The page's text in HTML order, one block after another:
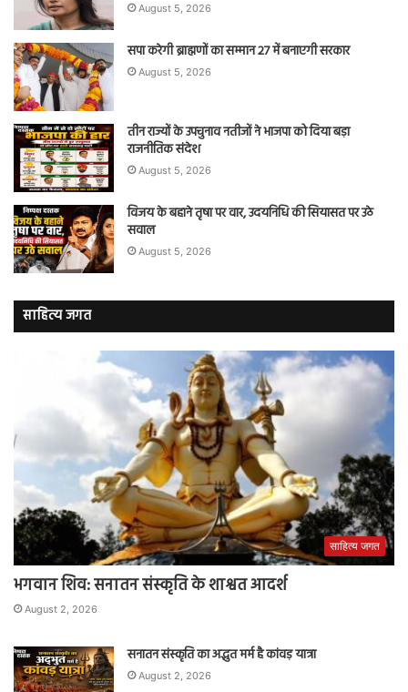
August 5, 2026
सपा करेगी ब्राह्मणों का सम्मान 27 में बनाएगी सरकार
August 5, 2026
तीन राज्यों के उपचुनाव नतीजों ने भाजपा को दिया बड़ा
राजनीतिक संदेश
August 5, 2026
विजय के बहाने तृषा पर वार, उदयनिधि की सियासत पर उठे
सवाल
August 5, 2026
साहित्य जगत
साहित्य जगत
भगवान शिव: सनातन संस्कृति के शाश्वत आदर्श
August 2, 2026
सनातन संस्कृति का अद्भुत मर्म है कांवड़ यात्रा
August 2, 2026